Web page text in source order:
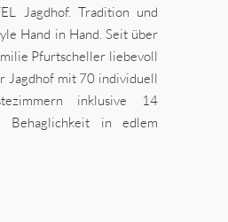
Jagdhof. Tradition und
Hand in Hand. Seit über
Pfurtscheller liebevoll
Jagdhof mit 70 individuell
inklusive 14
Behaglichkeit in edlem